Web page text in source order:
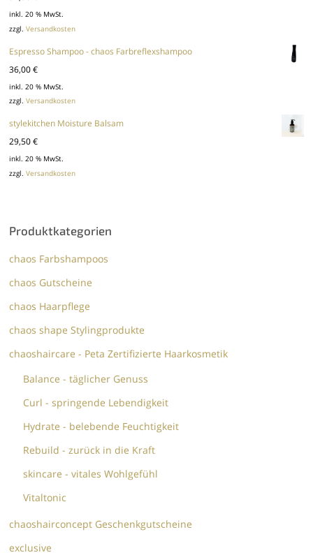
inkl. 20 % MwSt.
zzgl.Versandkosten
Espresso Shampoo - chaos Farbreflexshampoo
36,00€
inkl. 20 % MwSt.
zzgl.Versandkosten
stylekitchen Moisture Balsam
29,50€
inkl. 20 % MwSt.
zzgl.Versandkosten
Produktkategorien
chaos Farbshampoos
chaos Gutscheine
chaos Haarpflege
chaos shape Stylingprodukte
chaoshaircare - Peta Zertifizierte Haarkosmetik
Balance - täglicher Genuss
Curl - springende Lebendigkeit
Hydrate - belebende Feuchtigkeit
Rebuild - zurück in die Kraft
skincare - vitales Wohlgefühl
Vitaltonic
chaoshairconcept Geschenkgutscheine
exclusive